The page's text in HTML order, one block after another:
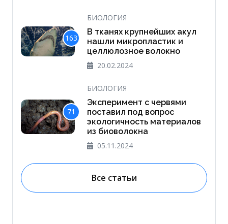
163
БИОЛОГИЯ
В тканях крупнейших акул
нашли микропластик и
целлюлозное волокно
20.02.2024
71
БИОЛОГИЯ
Эксперимент с червями
поставил под вопрос
экологичность материалов
из биоволокна
05.11.2024
Все статьи